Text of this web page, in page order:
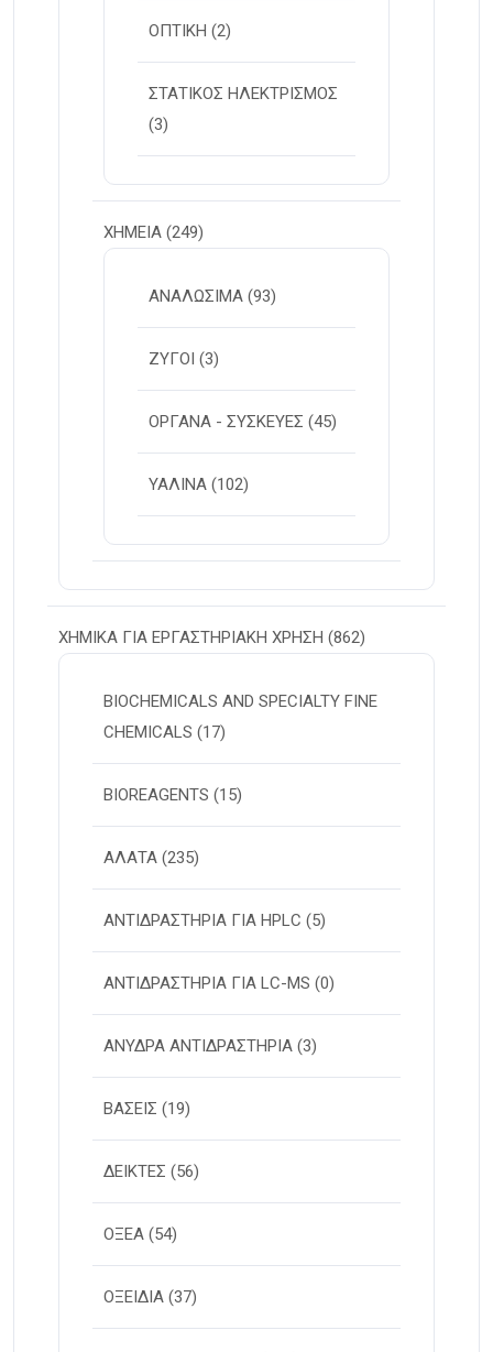
ΟΠΤΙΚΗ (2)
ΣΤΑΤΙΚΟΣ ΗΛΕΚΤΡΙΣΜΟΣ
(3)
ΧΗΜΕΙΑ (249)
ΑΝΑΛΩΣΙΜΑ (93)
ΖΥΓΟΙ (3)
ΟΡΓΑΝΑ - ΣΥΣΚΕΥΕΣ (45)
ΥΑΛΙΝΑ (102)
ΧΗΜΙΚΑ ΓΙΑ ΕΡΓΑΣΤΗΡΙΑΚΗ ΧΡΗΣΗ (862)
BIOCHEMICALS AND SPECIALTY FINE
CHEMICALS (17)
BIOREAGENTS (15)
ΑΛΑΤΑ (235)
ΑΝΤΙΔΡΑΣΤΗΡΙΑ ΓΙΑ HPLC (5)
ΑΝΤΙΔΡΑΣΤΗΡΙΑ ΓΙΑ LC-MS (0)
ΑΝΥΔΡΑ ΑΝΤΙΔΡΑΣΤΗΡΙΑ (3)
ΒΑΣΕΙΣ (19)
ΔΕΙΚΤΕΣ (56)
ΟΞΕΑ (54)
ΟΞΕΙΔΙΑ (37)